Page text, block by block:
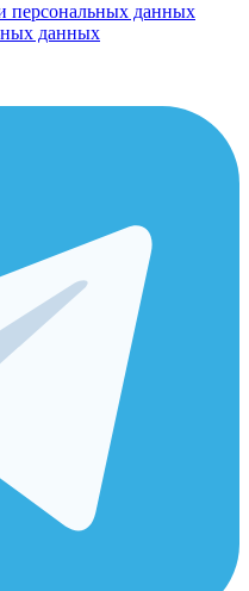
персональных данных
данных